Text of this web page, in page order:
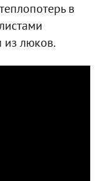
в
из люков.